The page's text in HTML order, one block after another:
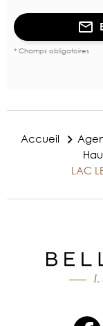
* Champs obligatoires
Accueil
LAC